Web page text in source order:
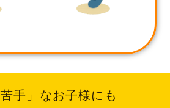
苦手」なお子様にも